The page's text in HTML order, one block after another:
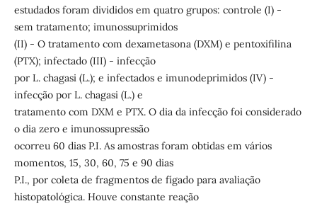
estudados foram divididos em quatro grupos: controle (I) -
sem tratamento; imunossuprimidos
(II) - O tratamento com dexametasona (DXM) e pentoxifilina
(PTX); infectado (III) - infecção
por L. chagasi (L.); e infectados e imunodeprimidos (IV) -
infecção por L. chagasi (L.) e
tratamento com DXM e PTX. O dia da infecção foi considerado
o dia zero e imunossupressão
ocorreu 60 dias P.I. As amostras foram obtidas em vários
momentos, 15, 30, 60, 75 e 90 dias
P.I., por coleta de fragmentos de fígado para avaliação
histopatológica. Houve constante reação